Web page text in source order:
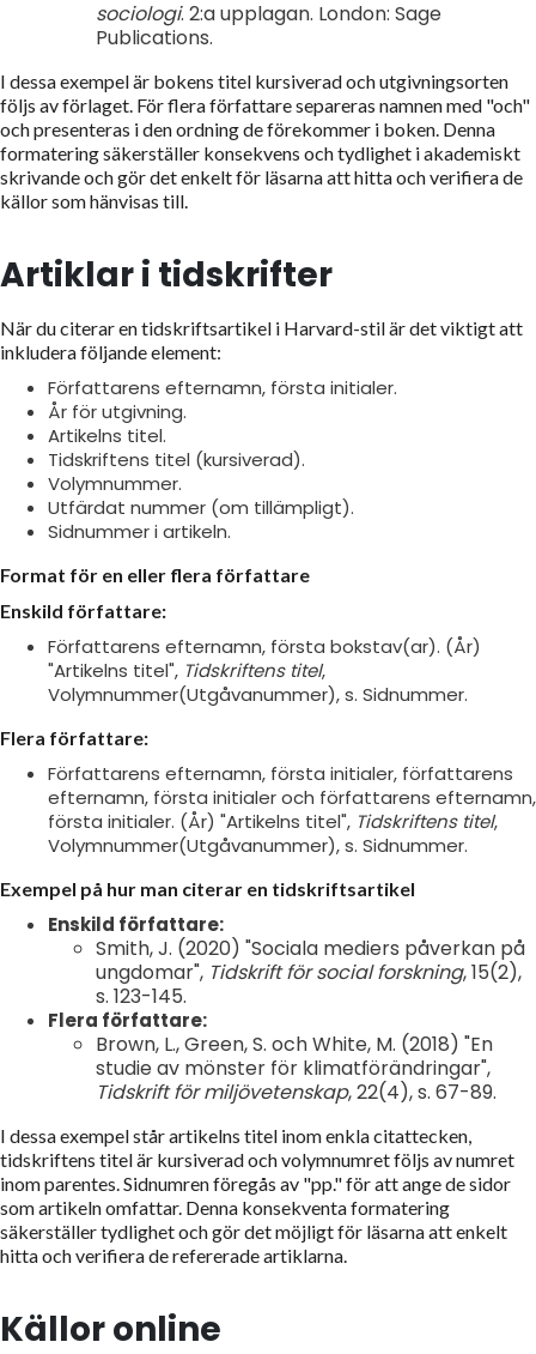
sociologi. 2:a upplagan. London: Sage
Publications.
I dessa exempel är bokens titel kursiverad och utgivningsorten
följs av förlaget. För flera författare separeras namnen med "och"
och presenteras i den ordning de förekommer i boken. Denna
formatering säkerställer konsekvens och tydlighet i akademiskt
skrivande och gör det enkelt för läsarna att hitta och verifiera de
källor som hänvisas till.
Artiklar i tidskrifter
När du citerar en tidskriftsartikel i Harvard-stil är det viktigt att
inkludera följande element:
Författarens efternamn, första initialer.
År för utgivning.
Artikelns titel.
Tidskriftens titel (kursiverad).
Volymnummer.
Utfärdat nummer (om tillämpligt).
Sidnummer i artikeln.
Format för en eller flera författare
Enskild författare:
Författarens efternamn, första bokstav(ar). (År)
"Artikelns titel", Tidskriftens titel,
Volymnummer(Utgåvanummer), s. Sidnummer.
Flera författare:
Författarens efternamn, första initialer, författarens
efternamn, första initialer och författarens efternamn,
första initialer. (År) "Artikelns titel", Tidskriftens titel,
Volymnummer(Utgåvanummer), s. Sidnummer.
Exempel på hur man citerar en tidskriftsartikel
Enskild författare:
Smith, J. (2020) "Sociala mediers påverkan på
ungdomar", Tidskrift för social forskning, 15(2),
s. 123-145.
Flera författare:
Brown, L., Green, S. och White, M. (2018) "En
studie av mönster för klimatförändringar",
Tidskrift för miljövetenskap, 22(4), s. 67-89.
I dessa exempel står artikelns titel inom enkla citattecken,
tidskriftens titel är kursiverad och volymnumret följs av numret
inom parentes. Sidnumren föregås av "pp." för att ange de sidor
som artikeln omfattar. Denna konsekventa formatering
säkerställer tydlighet och gör det möjligt för läsarna att enkelt
hitta och verifiera de refererade artiklarna.
Källor online